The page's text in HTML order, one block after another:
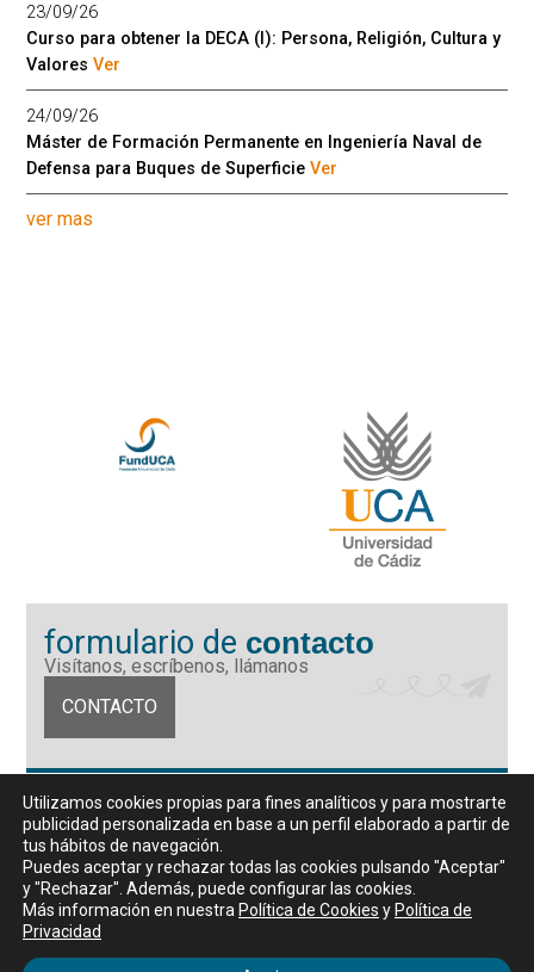
23/09/26
Curso para obtener la DECA (I): Persona, Religión, Cultura y
ValoresVer
24/09/26
Máster de Formación Permanente en Ingeniería Naval de
Defensa para Buques de SuperficieVer
ver mas
formulario de contacto
Visítanos, escríbenos, llámanos
CONTACTO
Fundación Universidad de Cádiz
Calle Ancha 10 (Edificio José Pérez Llorca), CP. 11001, Cádiz
CIF: G11442167
956 07 03 70 / 72
Horario de atención al público
De lunes a viernes, de 9 a 14 horas
Utilizamos cookies propias para fines analíticos y para mostrarte
publicidad personalizada en base a un perfil elaborado a partir de
tus hábitos de navegación.
Puedes aceptar y rechazar todas las cookies pulsando "Aceptar"
y "Rechazar". Además, puede configurar las cookies.
Más información en nuestra Política de Cookies y Política de
Privacidad